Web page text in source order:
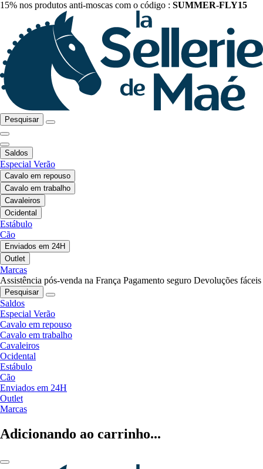
15% nos produtos anti-moscas com o código : SUMMER-FLY15
Pesquisar
Saldos
Especial Verão
Cavalo em repouso
Cavalo em trabalho
Cavaleiros
Ocidental
Estábulo
Cão
Enviados em 24H
Outlet
Marcas
Assistência pós-venda na França Pagamento seguro Devoluções fáceis
Pesquisar
Saldos
Especial Verão
Cavalo em repouso
Cavalo em trabalho
Cavaleiros
Ocidental
Estábulo
Cão
Enviados em 24H
Outlet
Marcas
Adicionando ao carrinho...